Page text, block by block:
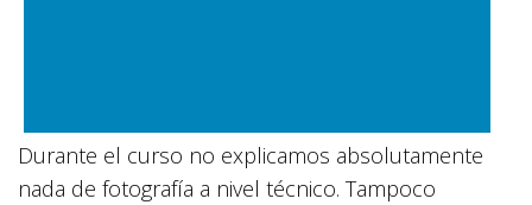
Durante el curso no explicamos absolutamente
nada de fotografía a nivel técnico. Tampoco